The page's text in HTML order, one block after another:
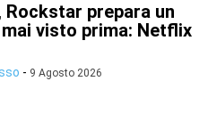
Rockstar prepara un
visto prima: Netflix
- 9 Agosto 2026